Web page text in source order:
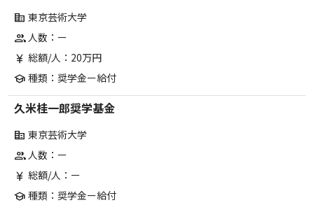
corporate_fare 東京芸術大学
group人数：ー
currency_yen 総額/人：20万円
school 種類：奨学金ー給付
久米桂一郎奨学基金
corporate_fare 東京芸術大学
group人数：ー
currency_yen 総額/人：ー
school 種類：奨学金ー給付